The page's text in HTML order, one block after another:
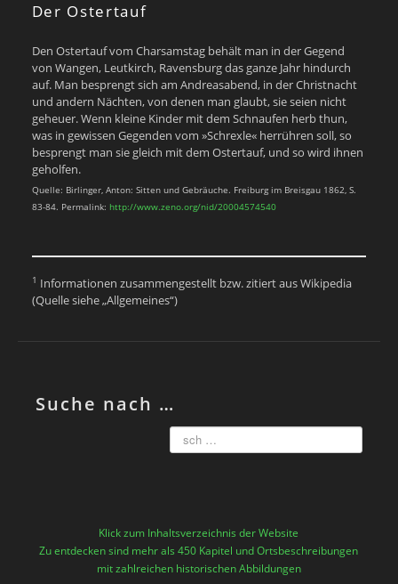
Der Ostertauf
Den Ostertauf vom Charsamstag behält man in der Gegend
von Wangen, Leutkirch, Ravensburg das ganze Jahr hindurch
auf. Man besprengt sich am Andreasabend, in der Christnacht
und andern Nächten, von denen man glaubt, sie seien nicht
geheuer. Wenn kleine Kinder mit dem Schnaufen herb thun,
was in gewissen Gegenden vom »Schrexle« herrühren soll, so
besprengt man sie gleich mit dem Ostertauf, und so wird ihnen
geholfen.
Quelle: Birlinger, Anton: Sitten und Gebräuche. Freiburg im Breisgau 1862, S.
83-84. Permalink: http://www.zeno.org/nid/20004574540
1 Informationen zusammengestellt bzw. zitiert aus Wikipedia
(Quelle siehe „Allgemeines“)
Suche nach …
Klick zum Inhaltsverzeichnis der Website
Zu entdecken sind mehr als 450 Kapitel und Ortsbeschreibungen
mit zahlreichen historischen Abbildungen